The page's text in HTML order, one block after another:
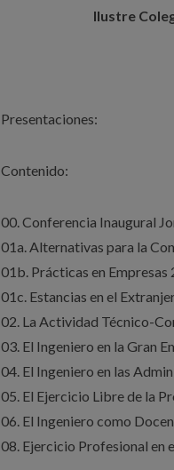
Ilustre
Presentaciones:
Contenido:
00. Conferencia Inaugural
01a. Alternativas para la
01b. Prácticas en Empresas
01c. Estancias en el
02. La Actividad Técnico-
03. El Ingeniero en la Gran
04. El Ingeniero en las
05. El Ejercicio Libre de la
06. El Ingeniero como
08. Ejercicio Profesional en